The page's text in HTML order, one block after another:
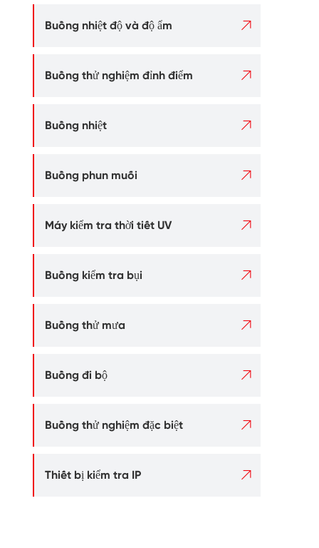
Buồng nhiệt độ và độ ẩm 
Buồng thử nghiệm đỉnh điểm 
Buồng nhiệt 
Buồng phun muối 
Máy kiểm tra thời tiết UV 
Buồng kiểm tra bụi 
Buồng thử mưa 
Buồng đi bộ 
Buồng thử nghiệm đặc biệt 
Thiết bị kiểm tra IP 